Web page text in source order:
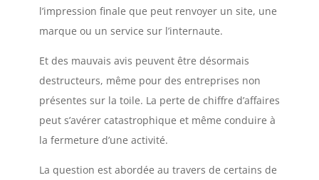
l’impression finale que peut renvoyer un site, une
marque ou un service sur l’internaute.
Et des mauvais avis peuvent être désormais
destructeurs, même pour des entreprises non
présentes sur la toile. La perte de chiffre d’affaires
peut s’avérer catastrophique et même conduire à
la fermeture d’une activité.
La question est abordée au travers de certains de